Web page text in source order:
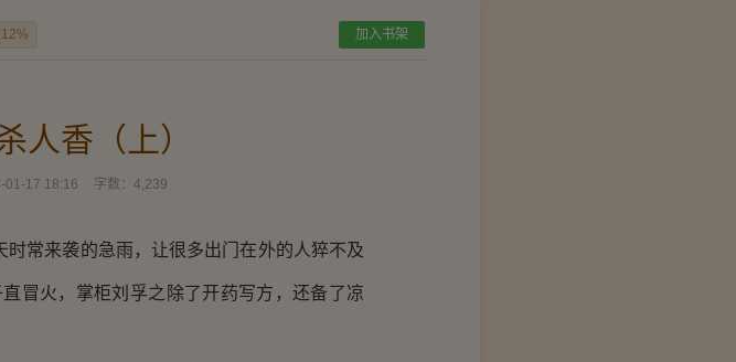
加入书架
人香（上）
01-17 18:16 字数： 4,239
时常来袭的急雨，让很多出门在外的人猝不及
冒火，掌柜刘孚之除了开药写方，还备了凉